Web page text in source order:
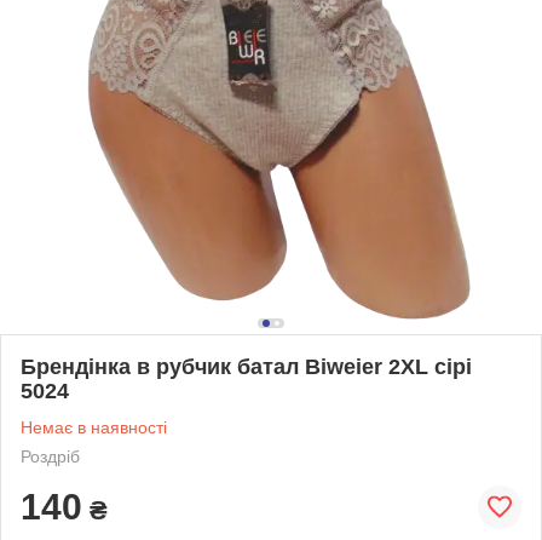
Брендінка в рубчик батал Biweier 2XL сірі
5024
Немає в наявності
Роздріб
140 ₴